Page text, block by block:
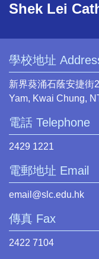
Shek Lei
學校地址
新界葵涌石蔭安捷街
Yam, Kwai Chung,
電話 Telephone
2429 1221
電郵地址 Email
email@slc.edu.hk
傳真 Fax
2422 7104